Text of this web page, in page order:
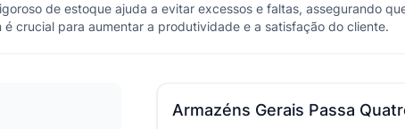
de estoque ajuda a evitar excessos e faltas, assegurando
crucial para aumentar a produtividade e a satisfação do cliente.
Armazéns Gerais Passa